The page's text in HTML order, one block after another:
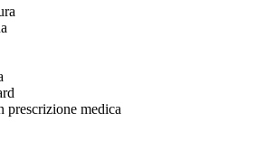
prescrizione medica